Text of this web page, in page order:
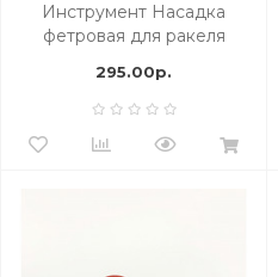
Инструмент Насадка
фетровая для ракеля
295.00р.